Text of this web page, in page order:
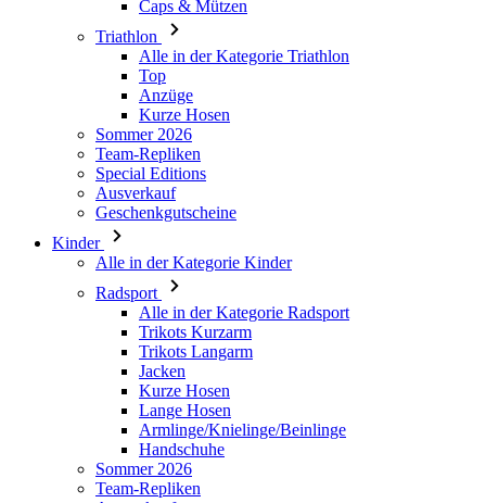
Kurze Hosen
Sommer 2026
Team-Repliken
Special Editions
Ausverkauf
Geschenkgutscheine
Kinder
Alle in der Kategorie Kinder
Radsport
Alle in der Kategorie Radsport
Trikots Langarm
Jacken
Kurze Hosen
Lange Hosen
Armlinge/Knielinge/Beinlinge
Handschuhe
Sommer 2026
Team-Repliken
Ausverkauf
Special Editions
Geschenkgutscheine
Individuelles Design
Stories